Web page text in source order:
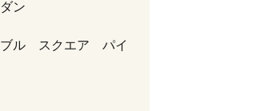
ン
ブル スクエア パイ